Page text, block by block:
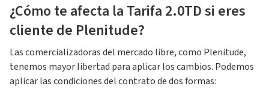
¿Cómo te afecta la Tarifa 2.0TD si eres
cliente de Plenitude?
Las comercializadoras del mercado libre, como Plenitude,
tenemos mayor libertad para aplicar los cambios. Podemos
aplicar las condiciones del contrato de dos formas: